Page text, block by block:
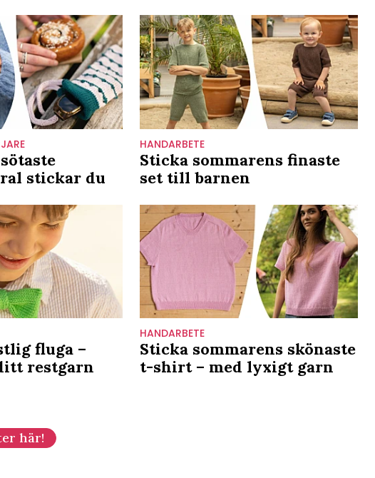
stickar du
HANDARBETE
Sticka sommarens finaste
set till barnen
fluga –
restgarn
HANDARBETE
Sticka sommarens skönaste
t-shirt – med lyxigt garn
här!